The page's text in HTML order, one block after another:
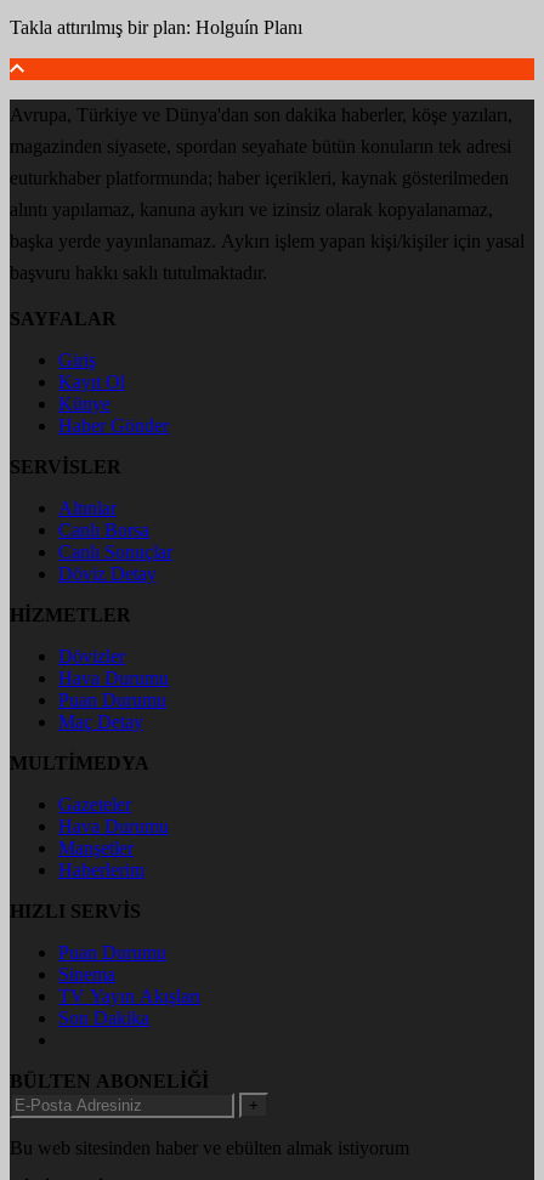
Takla attırılmış bir plan: Holguín Planı
Avrupa, Türkiye ve Dünya'dan son dakika haberler, köşe yazıları,
magazinden siyasete, spordan seyahate bütün konuların tek adresi
euturkhaber platformunda; haber içerikleri, kaynak gösterilmeden
alıntı yapılamaz, kanuna aykırı ve izinsiz olarak kopyalanamaz,
başka yerde yayınlanamaz. Aykırı işlem yapan kişi/kişiler için yasal
başvuru hakkı saklı tutulmaktadır.
SAYFALAR
Giriş
Kayıt Ol
Künye
Haber Gönder
SERVİSLER
Altınlar
Canlı Borsa
Canlı Sonuçlar
Döviz Detay
HİZMETLER
Dövizler
Hava Durumu
Puan Durumu
Maç Detay
MULTİMEDYA
Gazeteler
Hava Durumu
Manşetler
Haberlerim
HIZLI SERVİS
Puan Durumu
Sinema
TV Yayın Akışları
Son Dakika
BÜLTEN ABONELİĞİ
+
Bu web sitesinden haber ve ebülten almak istiyorum